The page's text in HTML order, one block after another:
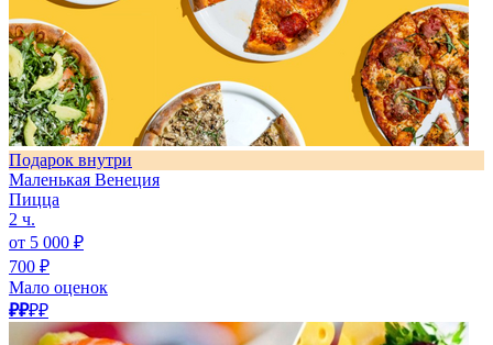
Подарок внутри
Маленькая Венеция
Пицца
2 ч.
от 5 000 ₽
700 ₽
Мало оценок
₽₽₽₽